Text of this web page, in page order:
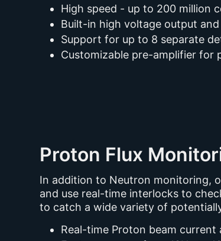
High speed - up to 200 million
Built-in high voltage output
Support for up to 8 separate
Customizable pre-amplifier for
Proton Flux
In addition to Neutron monitoring,
and use real-time interlocks to
to catch a wide variety of
Real-time Proton beam